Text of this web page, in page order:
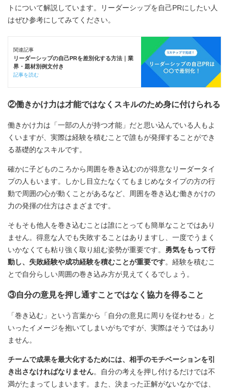
トについて解説しています。リーダーシップを自己PRにしたい人
はぜひ参考にしてみてください。
関連記事
リーダーシップの自己PRを差別化する方法｜業
界・題材別例文付き
記事を読む
②働きかけ力は才能ではなくスキルのため身に付けられる
働きかけ力は「一部の人が持つ才能」だと思い込んでいる人もよ
くいますが、実際は経験を積むことで誰もが発揮することができ
る基礎的なスキルです。
確かに子どものころから周囲を巻き込むのが得意なリーダータイ
プの人もいます。しかし目立たなくてもまじめなタイプの方の行
動で周囲の心が動くことがあるなど、周囲を巻き込む働きかけの
力の発揮の仕方はさまざまです。
そもそも他人を巻き込むことは誰にとっても簡単なことではあり
ません。得意な人でも失敗することはありますし、一度でうまく
いかなくても粘り強く取り組む姿勢が重要です。 勇気をもって行
動し、失敗経験や成功経験を積むことが重要です。経験を積むこ
とで自分らしい周囲の巻き込み方が見えてくるでしょう。
③自分の意見を押し通すことではなく協力を得ること
「巻き込む」という言葉から「自分の意見に周りを従わせる」と
いったイメージを抱いてしまいがちですが、実際はそうではあり
ません。
チームで成果を最大化するためには、相手のモチベーションを引
き出さなければなりません。自分の考えを押し付けるだけでは不
満がたまってしまいます。また、決まった正解がないなかでは、